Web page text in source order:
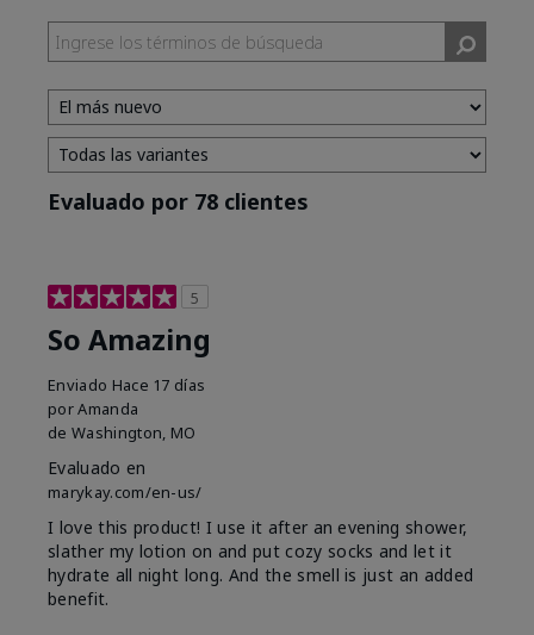
Evaluado por 78 clientes
5
So Amazing
Enviado Hace 17 días
porAmanda
de Washington, MO
Evaluado en
marykay.com/en-us/
I love this product! I use it after an evening shower,
slather my lotion on and put cozy socks and let it
hydrate all night long. And the smell is just an added
benefit.